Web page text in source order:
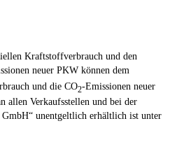
Kraftstoffverbrauch und den
neuer PKW können dem
und die CO2-Emissionen neuer
allen Verkaufsstellen und bei der
unentgeltlich erhältlich ist unter